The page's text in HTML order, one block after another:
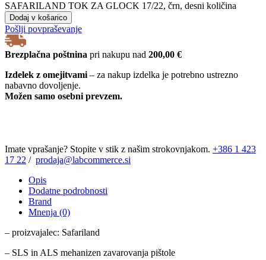
SAFARILAND TOK ZA GLOCK 17/22, črn, desni količina
Dodaj v košarico
Pošlji povpraševanje
Brezplačna poštnina pri nakupu nad 200,00 €
Izdelek z omejitvami – za nakup izdelka je potrebno ustrezno
nabavno dovoljenje.
Možen samo osebni prevzem.
Imate vprašanje? Stopite v stik z našim strokovnjakom. +386 1 423
17 22 / prodaja@labcommerce.si
Opis
Dodatne podrobnosti
Brand
Mnenja (0)
– proizvajalec: Safariland
– SLS in ALS mehanizen zavarovanja pištole